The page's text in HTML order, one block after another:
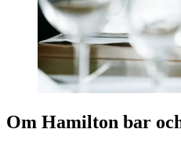
Om Hamilton bar